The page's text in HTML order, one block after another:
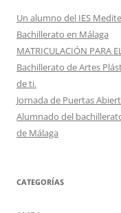
Un alumno del IES
Bachillerato en Málaga
MATRICULACIÓN PARA
Bachillerato de Artes
de ti.
Jornada de Puertas
Alumnado del
de Málaga
CATEGORÍAS